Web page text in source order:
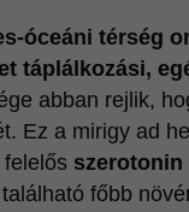
óceáni térség
táplálkozási,
abban rejlik,
Ez a mirigy ad
felelős szerotonin
főbb